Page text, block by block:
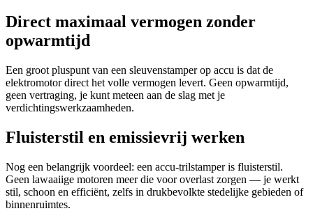
Direct maximaal vermogen zonder
opwarmtijd
Een groot pluspunt van een sleuvenstamper op accu is dat de
elektromotor direct het volle vermogen levert. Geen opwarmtijd,
geen vertraging, je kunt meteen aan de slag met je
verdichtingswerkzaamheden.
Fluisterstil en emissievrij werken
Nog een belangrijk voordeel: een accu-trilstamper is fluisterstil.
Geen lawaaiige motoren meer die voor overlast zorgen — je werkt
stil, schoon en efficiënt, zelfs in drukbevolkte stedelijke gebieden of
binnenruimtes.